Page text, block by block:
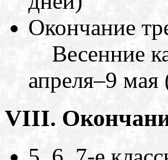
Окончание
Весенние
апреля–9 мая
VIII.